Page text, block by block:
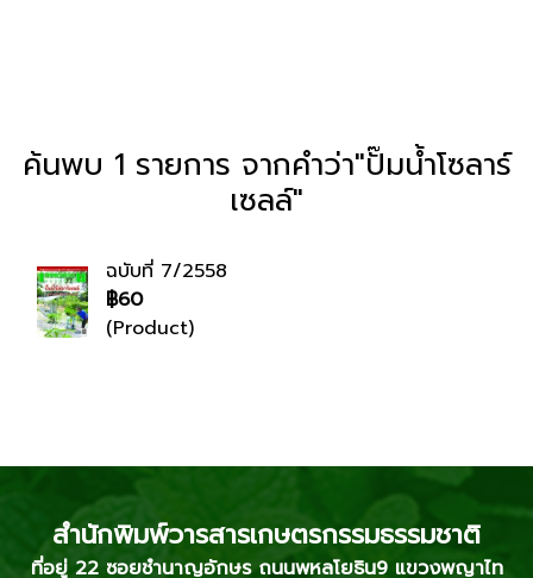
ค้นพบ 1 รายการ จากคำว่า"ปั๊มน้ำโซลาร์
เซลล์"
ฉบับที่ 7/2558
฿60
(Product)
สำนักพิมพ์วารสารเกษตรกรรมธรรมชาติ
ที่อยู่ 22 ซอยชำนาญอักษร ถนนพหลโยธิน9 แขวงพญาไท